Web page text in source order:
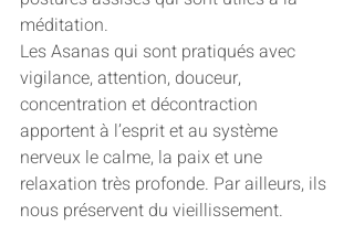
méditation.
Les Asanas qui sont pratiqués avec
vigilance, attention, douceur,
concentration et décontraction
apportent à l’esprit et au système
nerveux le calme, la paix et une
relaxation très profonde. Par ailleurs, ils
nous préservent du vieillissement.